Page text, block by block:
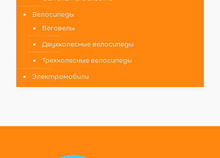
Велосипеды
Беговелы
Двухколесные велосипеды
Трехколесные велосипеды
Электромобили